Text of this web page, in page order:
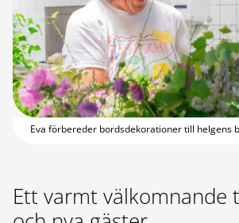
Eva förbereder bordsdekorationer till helgens
Ett varmt välkomnande